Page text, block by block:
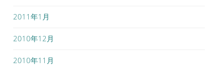
2011年1月
2010年12月
2010年11月